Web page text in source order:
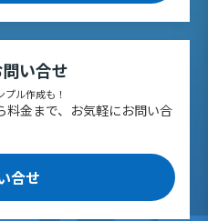
い合せ
ル作成も！
料金まで、お気軽にお問い合
合せ